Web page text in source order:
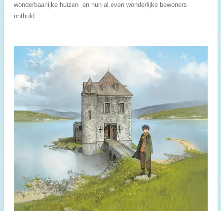
wonderbaarlijke huizen en hun al even wonderlijke bewoners
onthuld.